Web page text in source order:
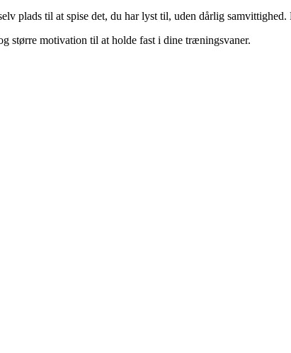
plads til at spise det, du har lyst til, uden dårlig
større motivation til at holde fast i dine træningsvaner.